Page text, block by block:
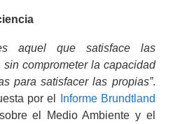
aquel que satisface las
comprometer la capacidad
para satisfacer las propias”.
por el Informe Brundtland
el Medio Ambiente y el